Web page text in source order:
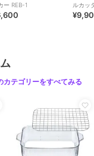
を掲載した［専用レシ
で解説されているの
ー REB-1
ルカッ
カテゴリーをすべてみる